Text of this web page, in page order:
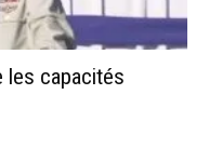
les capacités